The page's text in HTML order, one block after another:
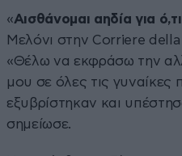
«Αισθάνομαι αηδία για
Μελόνι στην Corriere
«Θέλω να εκφράσω την
μου σε όλες τις
εξυβρίστηκαν και
σημείωσε.